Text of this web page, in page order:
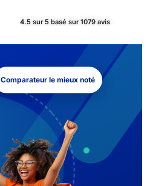
4.5 sur 5 basé sur 1079 avis
Comparateur le mieux noté